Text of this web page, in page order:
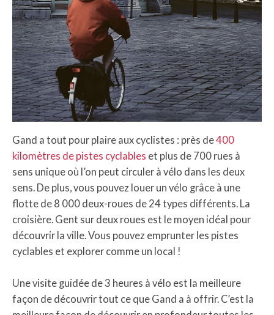
Gand a tout pour plaire aux cyclistes : près de400
kilomètres de pistes cyclables et plus de 700 rues à
sens unique où l’on peut circuler à vélo dans les deux
sens. De plus, vous pouvez louer un vélo grâce à une
flotte de 8 000 deux-roues de 24 types différents. La
croisière. Gent sur deux roues est le moyen idéal pour
découvrir la ville. Vous pouvez emprunter les pistes
cyclables et explorer comme un local !
Une visite guidée de 3 heures à vélo est la meilleure
façon de découvrir tout ce que Gand a à offrir. C’est la